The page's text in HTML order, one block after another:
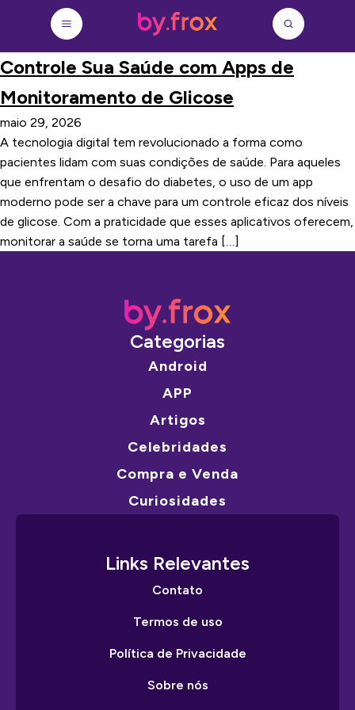
Controle Sua Saúde com Apps de
Monitoramento de Glicose
maio 29, 2026
A tecnologia digital tem revolucionado a forma como
pacientes lidam com suas condições de saúde. Para aqueles
que enfrentam o desafio do diabetes, o uso de um app
moderno pode ser a chave para um controle eficaz dos níveis
de glicose. Com a praticidade que esses aplicativos oferecem,
monitorar a saúde se torna uma tarefa […]
Categorias
Android
APP
Artigos
Celebridades
Compra e Venda
Curiosidades
Links Relevantes
Contato
Termos de uso
Política de Privacidade
Sobre nós